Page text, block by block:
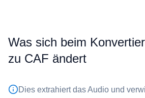
Was sich beim
zu ⁦CAF⁩ ändert
Dies extrahiert das Audio und